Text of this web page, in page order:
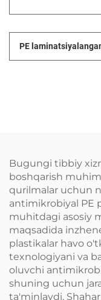
PE
Bugungi tibbiy
boshqarish
qurilmalar uchun
antimikrobiyal PE
muhitdagi asosiy
maqsadida
plastikalar havo
texnologiyani va
oluvchi
shuning uchun
ta'minlaydi.